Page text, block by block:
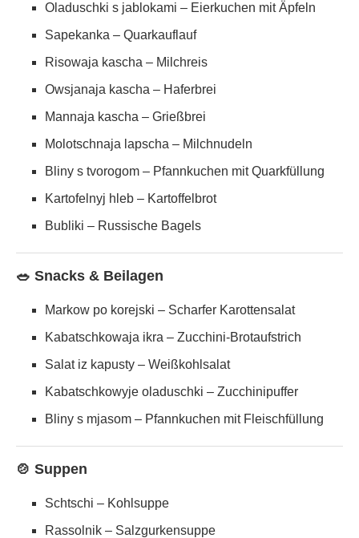
Oladuschki s jablokami – Eierkuchen mit Äpfeln
Sapekanka – Quarkauflauf
Risowaja kascha – Milchreis
Owsjanaja kascha – Haferbrei
Mannaja kascha – Grießbrei
Molotschnaja lapscha – Milchnudeln
Bliny s tvorogom – Pfannkuchen mit Quarkfüllung
Kartofelnyj hleb – Kartoffelbrot
Bubliki – Russische Bagels
🥗 Snacks & Beilagen
Markow po korejski – Scharfer Karottensalat
Kabatschkowaja ikra – Zucchini-Brotaufstrich
Salat iz kapusty – Weißkohlsalat
Kabatschkowyje oladuschki – Zucchinipuffer
Bliny s mjasom – Pfannkuchen mit Fleischfüllung
🍲 Suppen
Schtschi – Kohlsuppe
Rassolnik – Salzgurkensuppe